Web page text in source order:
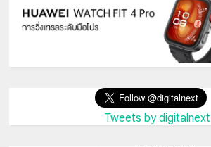
Tweets by digitalnext